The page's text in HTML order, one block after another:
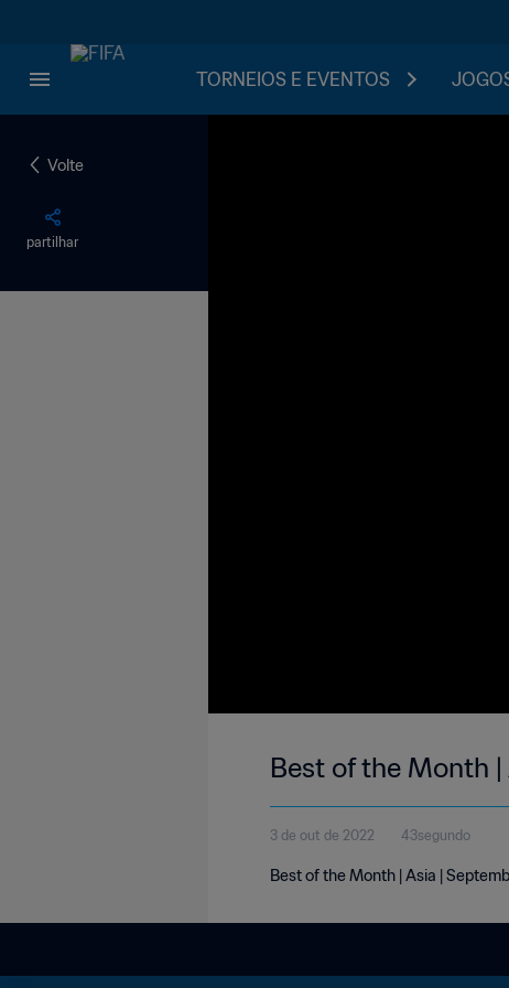
TORNEIOS E EVENTOS
Volte
partilhar
Best of the Month
3 de out de 2022 43segundo
Best of the Month | Asia |